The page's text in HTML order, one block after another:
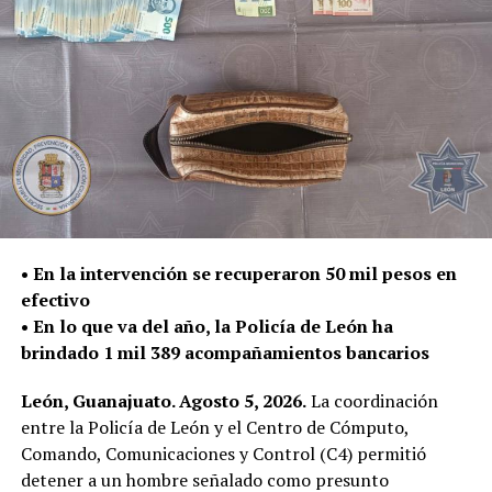
inhibir conductas de riesgo y garantizar que las
vialidades sean espacios seguros para todas y todos.
En lo que va del 2026 se ha infraccionado a 442
vehículos por participar en arrancones.
Gracias a la oportuna denuncia ciudadana y a la rápida
respuesta de las corporaciones de seguridad, durante
esta intervención se previnieron accidentes y se evitó
para la ciudadanía.
La Secretaría de Seguridad, Prevención y Protección
Ciudadana reitera que estos operativos continuarán
puntos del municipio, con el firme compromiso de
salvaguardar la vida de las personas y fortalecer la
seguridad en las vialidades.
Asimismo, agradece a la ciudadanía por reportar este
• En la intervención se recuperaron 50 mil pesos en
efectivo
• En lo que va del año, la Policía de León ha
brindado 1 mil 389 acompañamientos bancarios
León, Guanajuato. Agosto 5, 2026.La coordinación
entre la Policía de León y el Centro de Cómputo,
Comando, Comunicaciones y Control (C4) permitió
detener a un hombre señalado como presunto